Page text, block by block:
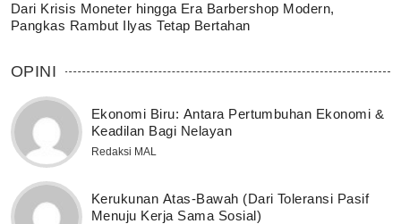
Dari Krisis Moneter hingga Era Barbershop Modern,
Pangkas Rambut Ilyas Tetap Bertahan
OPINI
Ekonomi Biru: Antara Pertumbuhan Ekonomi &
Keadilan Bagi Nelayan
Redaksi MAL
Kerukunan Atas-Bawah (Dari Toleransi Pasif
Menuju Kerja Sama Sosial)